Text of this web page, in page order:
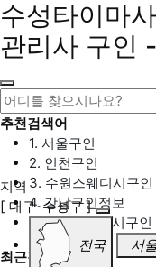
수성타이마
관리사 구인
추천검색어
1. 서울구인
2. 인천구인
3. 수원스웨디시구인
4. 강남구인정보
5. 동탄스웨디시구인
최근검색어
지역
[ 대구-수성구 ]
전국 서